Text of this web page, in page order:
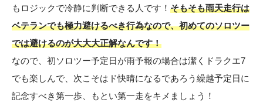
もロジックで冷静に判断できる人です！ そもそも雨天走行は
ベテランでも極力避けるべき行為なので、初めてのソロツー
では避けるのが大大大正解なんです！
なので、初ソロツー予定日が雨予報の場合は潔くドラクエ7
でも楽しんで、次こそはド快晴になるであろう繰越予定日に
記念すべき第一歩、もとい第一走をキメましょう！